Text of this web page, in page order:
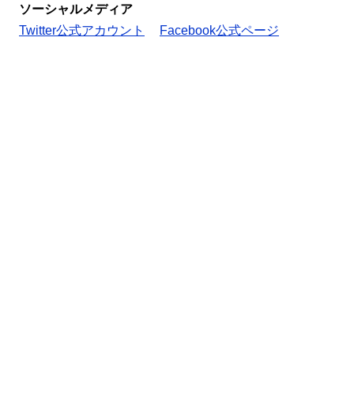
ソーシャルメディア
Twitter公式アカウント
Facebook公式ページ